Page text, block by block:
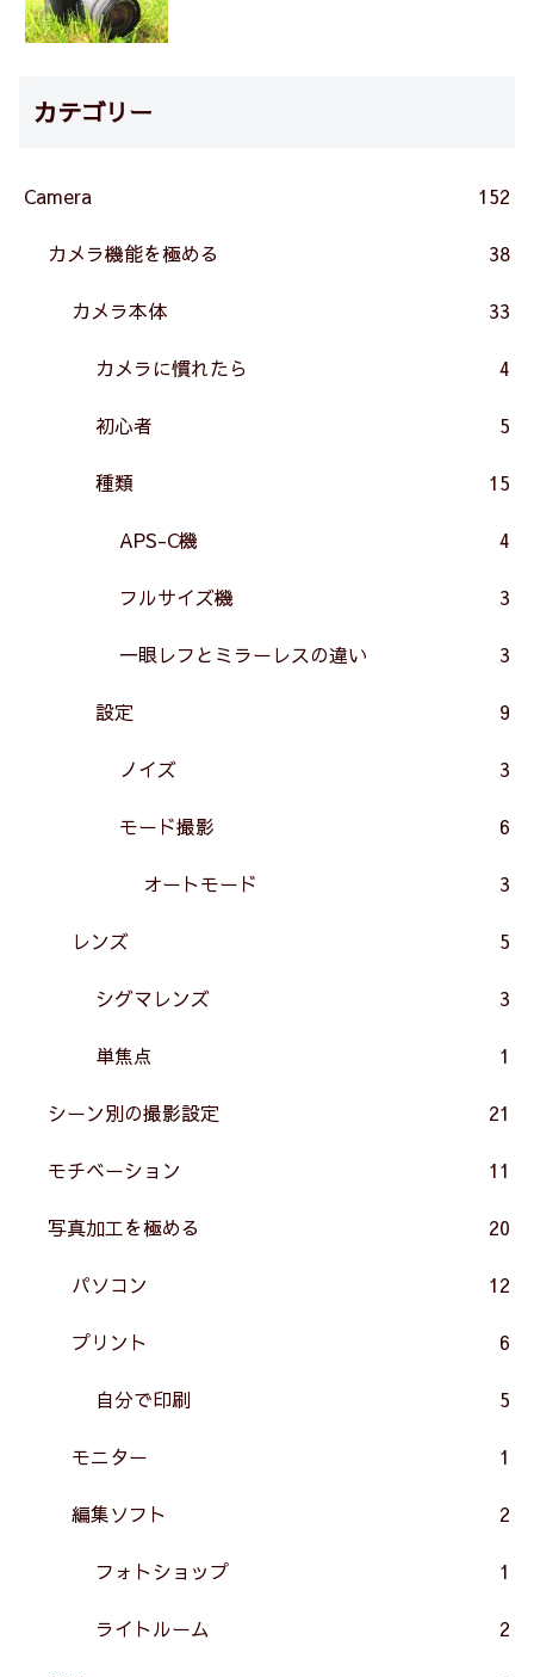
カテゴリー
Camera 152
カメラ機能を極める 38
カメラ本体 33
カメラに慣れたら 4
初心者 5
種類 15
APS-C機 4
フルサイズ機 3
一眼レフとミラーレスの違い 3
設定 9
ノイズ 3
モード撮影 6
オートモード 3
レンズ 5
シグマレンズ 3
単焦点 1
シーン別の撮影設定 21
モチベーション 11
写真加工を極める 20
パソコン 12
プリント 6
自分で印刷 5
モニター 1
編集ソフト 2
フォトショップ 1
ライトルーム 2